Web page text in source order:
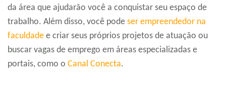
da área que ajudarão você a conquistar seu espaço de
trabalho. Além disso, você pode ser empreendedor na
faculdade e criar seus próprios projetos de atuação ou
buscar vagas de emprego em áreas especializadas e
portais, como o Canal Conecta.